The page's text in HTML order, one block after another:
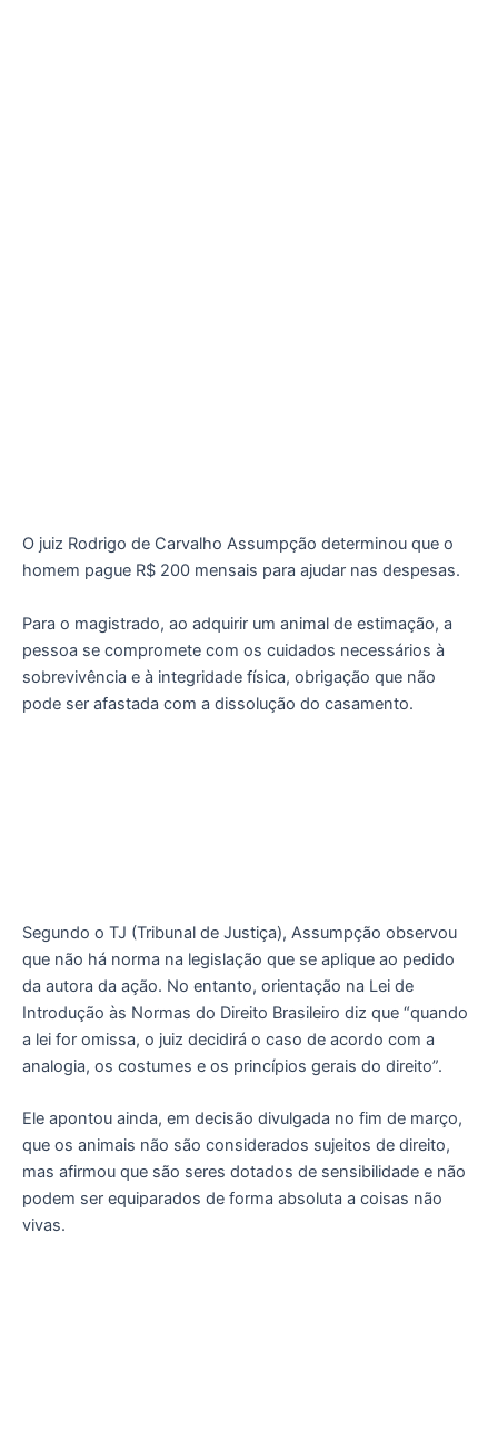
O juiz Rodrigo de Carvalho Assumpção determinou que o
homem pague R$ 200 mensais para ajudar nas despesas.
Para o magistrado, ao adquirir um animal de estimação, a
pessoa se compromete com os cuidados necessários à
sobrevivência e à integridade física, obrigação que não
pode ser afastada com a dissolução do casamento.
Segundo o TJ (Tribunal de Justiça), Assumpção observou
que não há norma na legislação que se aplique ao pedido
da autora da ação. No entanto, orientação na Lei de
Introdução às Normas do Direito Brasileiro diz que “quando
a lei for omissa, o juiz decidirá o caso de acordo com a
analogia, os costumes e os princípios gerais do direito”.
Ele apontou ainda, em decisão divulgada no fim de março,
que os animais não são considerados sujeitos de direito,
mas afirmou que são seres dotados de sensibilidade e não
podem ser equiparados de forma absoluta a coisas não
vivas.